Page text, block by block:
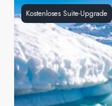
Kostenloses Suite-Upgrade